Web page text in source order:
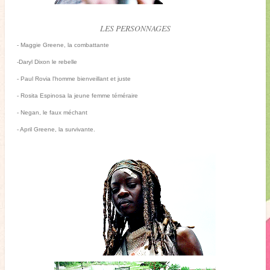
LES PERSONNAGES
- Maggie Greene, la combattante
-Daryl Dixon le rebelle
- Paul Rovia l'homme bienveillant et juste
- Rosita Espinosa la jeune femme téméraire
- Negan, le faux méchant
- April Greene, la survivante.